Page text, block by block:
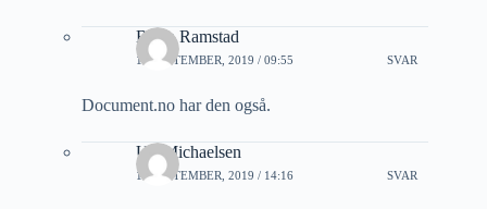
Bjorn Ramstad
10 SEPTEMBER, 2019 / 09:55 SVAR
Document.no har den også.
Ulf Michaelsen
10 SEPTEMBER, 2019 / 14:16 SVAR